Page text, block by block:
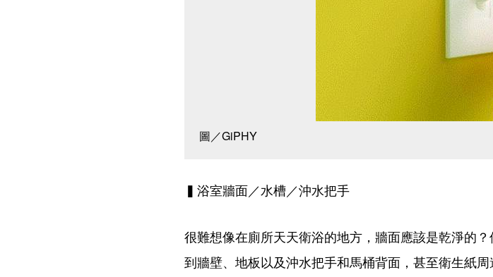
圖／GiPHY
▍浴室牆面／水槽／沖水把手
很難想像在廁所天天衛浴的地方，牆面應該是乾淨的
到牆壁、地板以及沖水把手和馬桶背面，甚至衛生紙